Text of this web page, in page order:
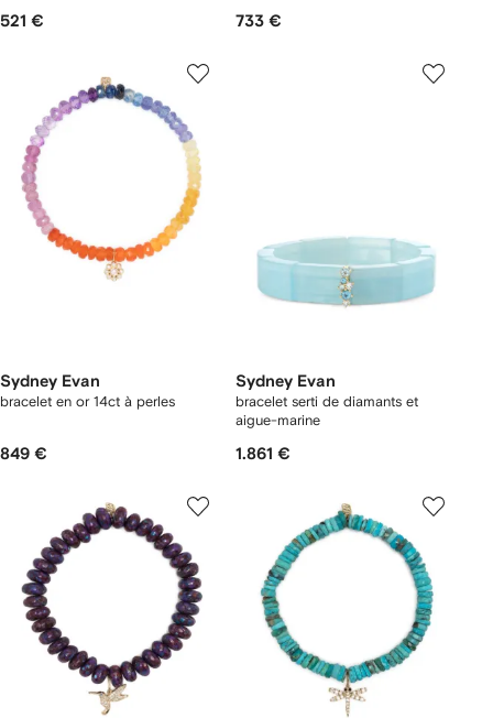
521 € 733 €
Sydney Evan
bracelet en or 14ct à perles
849 €
Sydney Evan
bracelet serti de diamants et
aigue-marine
1.861 €